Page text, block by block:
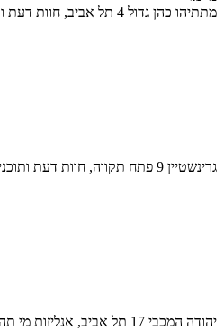
מתתיהו כהן גדול 4 תל אביב, חוות דעת ותוכנית הידרולוגית לניהול מי נגר
גרינשטיין 9 פתח תקווה, חוות דעת ותוכנית הידרולוגית לניהול מי נגר
יהודה המכבי 17 תל אביב,